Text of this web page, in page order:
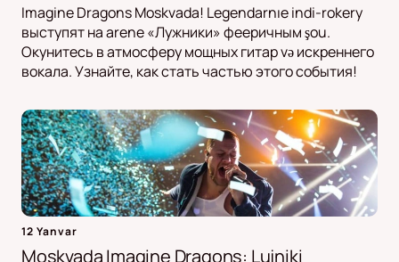
Imagine Dragons Moskvada! Legendarnıe indi-rokery
выступят на arene «Лужники» фееричным şou.
Окунитесь в атмосферу мощных гитар və искреннего
вокала. Узнайте, как стать частью этого события!
12 Yanvar
Moskvada Imagine Dragons: Lujniki